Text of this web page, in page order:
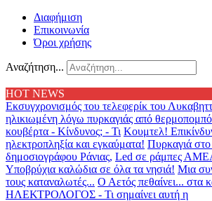
Διαφήμιση
Επικοινωνία
Όροι χρήσης
Αναζήτηση...
HOT NEWS
Εκσυγχρονισμός του τελεφερίκ του
ηλικιωμένη λόγω πυρκαγιάς από
κουβέρτα - Κίνδυνος; - Τι Κουμτελ!
ηλεκτροπληξία και εγκαύματα! Πυρκαγιά στο
δημοσιογράφου Ράνιας, Led σε ράμπες
Υποβρύχια καλώδια σε όλα τα νησιά! Μια
τους καταναλωτές... Ο Αετός πεθαίνει... στα
ΗΛΕΚΤΡΟΛΟΓΟΣ - Τι σημαίνει αυτή η